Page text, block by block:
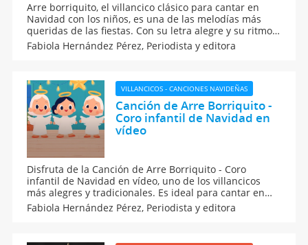
Arre borriquito, el villancico clásico para cantar en
Navidad con los niños, es una de las melodías más
queridas de las fiestas. Con su letra alegre y su ritmo
pegajoso, invita a chicos y grandes a unirse al espíritu
navideño. Aquí su historia, significado y curiosidades
Fabiola Hernández Pérez, Periodista y editora
VILLANCICOS - CANCIONES NAVIDEÑAS
Canción de Arre Borriquito -
Coro infantil de Navidad en
vídeo
Disfruta de la Canción de Arre Borriquito - Coro
infantil de Navidad en vídeo, uno de los villancicos
más alegres y tradicionales. Es ideal para cantar en
familia porque transmite la ilusión del viaje hacia
Belén. Aquí, su letra e historia para vivir la magia de la
Fabiola Hernández Pérez, Periodista y editora